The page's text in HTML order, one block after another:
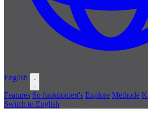
English
Features So funktioniert's Explore Methode
Switch to English